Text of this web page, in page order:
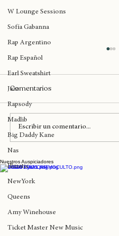
Trova
W Lounge Sessions
Sofía Gabanna
Rap Argentino
Rap Español
Earl Sweatshirt
Jazz
Rapsody
Madlib
Big Daddy Kane
Nas
Illmatic
NewYork
Queens
Amy Winehouse
AFROPUNK 2026 trae
Kehlani y FLO
Comentarios
Nuestros Auspiciadores